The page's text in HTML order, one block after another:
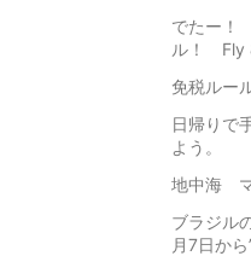
でたー
ル！ Fly
免税ルー
日帰りで
よう。
地中海
ブラジル
月7日か